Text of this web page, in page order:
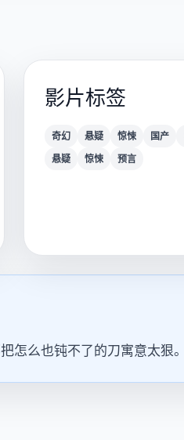
影片标签
奇幻 悬疑 惊悚 国产
悬疑
惊悚 预言
怎么也钝不了的刀寓意太狠。